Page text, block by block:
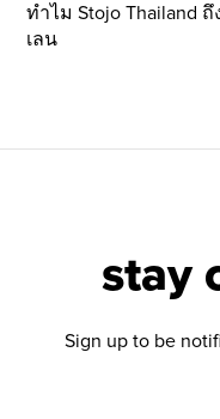
ทำไม Stojo Thailand
เลน
stay
Sign up to be